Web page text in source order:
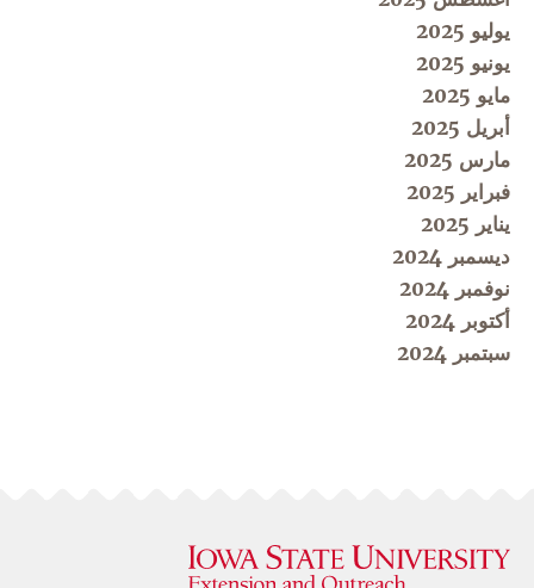
يوليو 2025
يونيو 2025
مايو 2025
أبريل 2025
مارس 2025
فبراير 2025
يناير 2025
ديسمبر 2024
نوفمبر 2024
أكتوبر 2024
سبتمبر 2024